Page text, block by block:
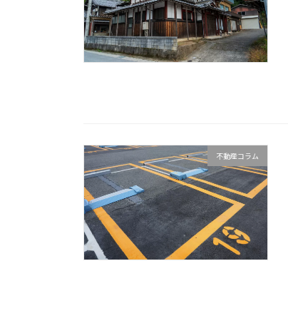
不動産コラム